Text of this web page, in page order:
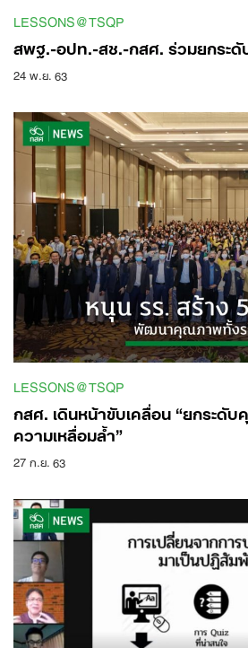
Search
for:
LESSONS@TSQP
สพฐ.-อปท.-สช.-กสศ. ร่วมยกระ
24 พ.ย. 63
LESSONS@TSQP
กสศ. เดินหน้าขับเคลื่อน “ยกระดั
ความเหลื่อมล้ำ”
27 ก.ย. 63